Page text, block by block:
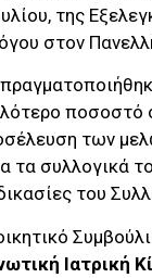
της
στον
ποσοστό
των
τα συλλογικά
του
Ιατρική